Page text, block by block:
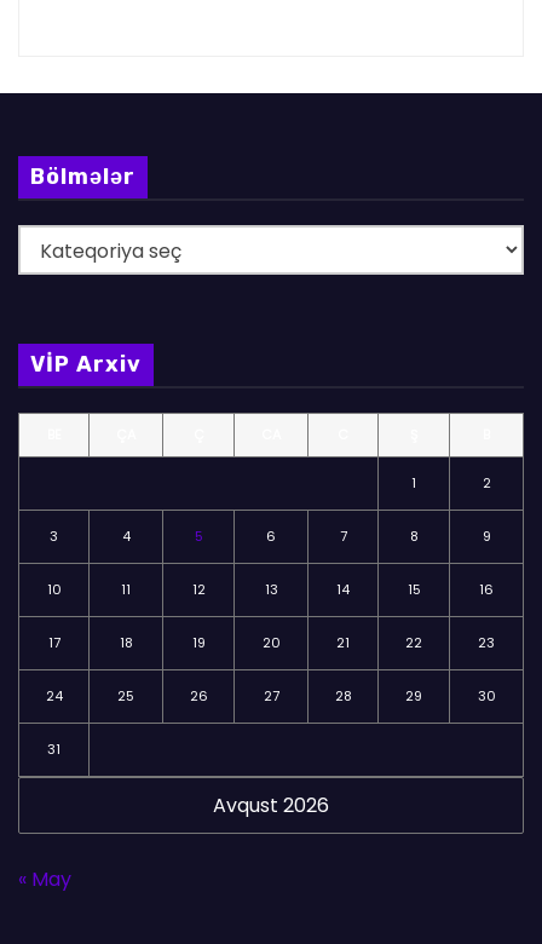
Bölmələr
ö
m
l
VİP Arxiv
Avqust 2026
1 2
3 4 5 6 7 8 9
10 11 12 13 14 15 16
17 18 19 20 21 22 23
24 25 26 27 28 29 30
31
« May